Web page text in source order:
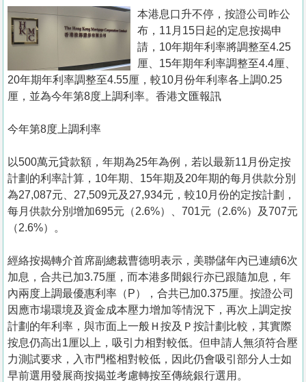
置
業
冊
於
們
本港息口升不停，按證公司昨公
布，11月15日起的定息按揭申
請，10年期年利率將調整至4.25
厘、15年期年利率調整至4.4厘、
20年期年利率調整至4.55厘，較10月份年利率各上調0.25
厘，並為今年第8度上調利率。香港文匯報訊
今年第8度上調利率
以500萬元貸款額，年期為25年為例，若以最新11月份定按
計劃的利率計算，10年期、15年期及20年期的每月供款分別
為27,087元、27,509元及27,934元，較10月份的定按計劃，
每月供款分別增加695元（2.6%）、701元（2.6%）及707元
（2.6%）。
經絡按揭轉介首席副總裁曹德明表示，美聯儲年內已連續6次
加息，合共已加3.75厘，而本港多間銀行亦已跟隨加息，年
內兩度上調最優惠利率（P），合共已加0.375厘。按證公司
因應市場環境及資金成本壓力增加等情況下，再次上調定按
計劃的年利率，與市面上一般Ｈ按及Ｐ按計劃比較，其實際
按息仍高出1厘以上，吸引力相對較低。但申請人無須符合壓
力測試要求，入市門檻相對較低，因此仍會吸引部分人士如
早前選用發展商按揭並考慮轉按至傳統銀行選用。